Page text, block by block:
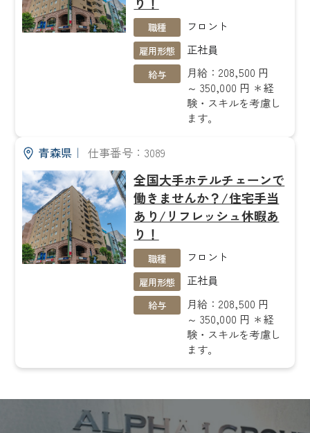
職種 フロント
雇用形態 正社員
給与
月給：208,500 円
～ 350,000 円 ＊経
験・スキルを考慮し
ます。
青森県｜ 仕事番号：3089
全国大手ホテルチェーンで
働きませんか？/住宅手当
あり/リフレッシュ休暇あ
り！
職種 フロント
雇用形態 正社員
給与
月給：208,500 円
～ 350,000 円 ＊経
験・スキルを考慮し
ます。